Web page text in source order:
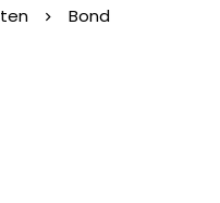
Bond